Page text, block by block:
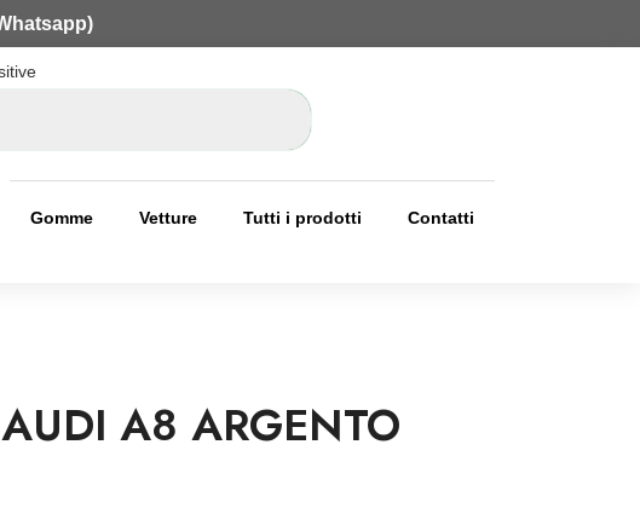
Gomme Vetture Tutti i prodotti Contatti
A8 ARGENTO